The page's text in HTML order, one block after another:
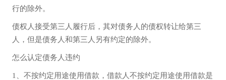
行的除外。
债权人接受第三人履行后，其对债务人的债权转让给第三
人，但是债务人和第三人另有约定的除外。
怎么认定债务人违约
1、不按约定用途使用借款，借款人不按约定用途使用借款是